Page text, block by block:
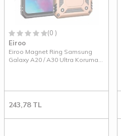
(0 )
Eiroo
Eiroo Magnet Ring Samsung
Galaxy A20 / A30 Ultra Koruma
243,78TL